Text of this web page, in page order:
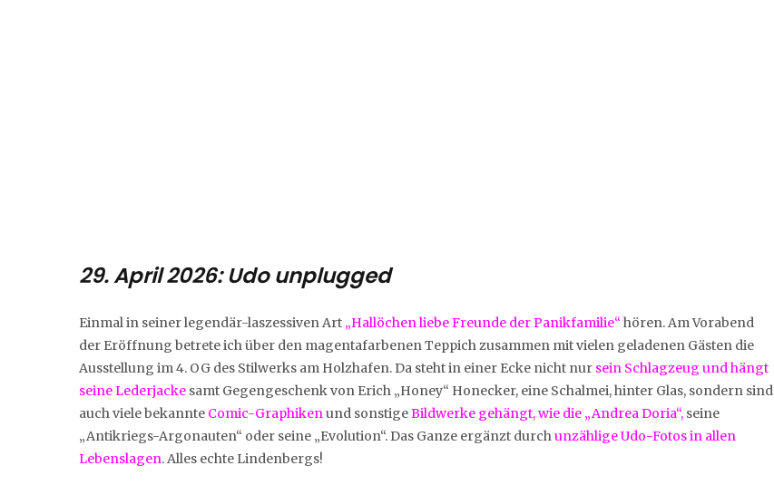
29. April 2026: Udo unplugged
Einmal in seiner legendär-laszessiven Art „Hallöchen liebe Freunde der Panikfamilie“ hören. Am Vorabend
der Eröffnung betrete ich über den magentafarbenen Teppich zusammen mit vielen geladenen Gästen die
Ausstellung im 4. OG des Stilwerks am Holzhafen. Da steht in einer Ecke nicht nur sein Schlagzeug und hängt
seine Lederjacke samt Gegengeschenk von Erich „Honey“ Honecker, eine Schalmei, hinter Glas, sondern sind
auch viele bekannte Comic-Graphikenund sonstigeBildwerke gehängt, wie die „Andrea Doria“, seine
„Antikriegs-Argonauten“ oder seine „Evolution“. Das Ganze ergänzt durchunzählige Udo-Fotos in allen
Lebenslagen. Alles echte Lindenbergs!